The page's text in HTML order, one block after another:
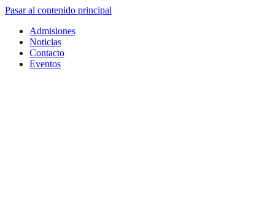
Pasar al contenido principal
Admisiones
Noticias
Contacto
Eventos